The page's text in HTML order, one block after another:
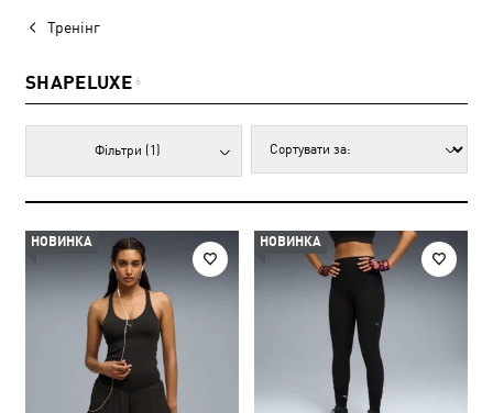
Тренінг
SHAPELUXE 6
Фільтри (1)
НОВИНКА НОВИНКА